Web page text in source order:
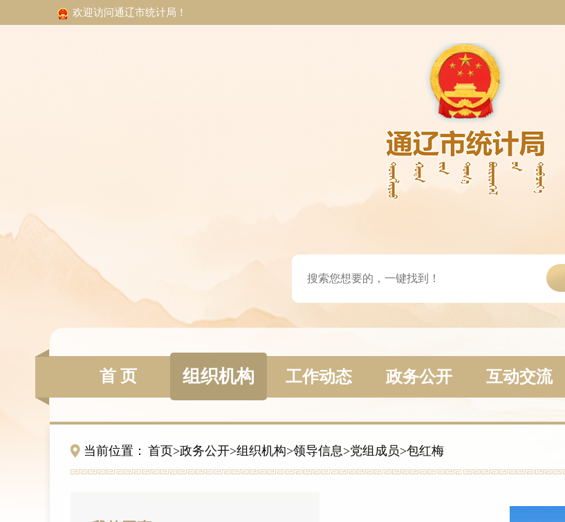
欢迎访问通辽市统计局！
首 页 组织机构 工作动态 政务公开 互动交流
当前位置： 首页>政务公开>组织机构>领导信息>党组成员>包红梅